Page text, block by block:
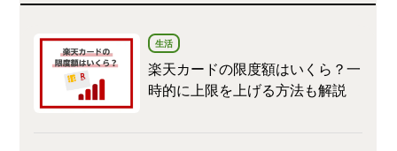
生活
楽天カードの限度額はいくら？一
時的に上限を上げる方法も解説